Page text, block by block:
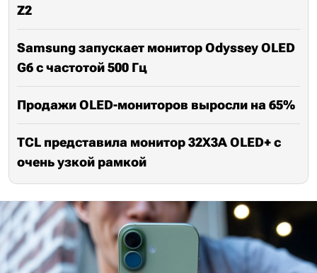
Z2
Samsung запускает монитор Odyssey OLED
G6 с частотой 500 Гц
Продажи OLED-мониторов выросли на 65%
TCL представила монитор 32X3A OLED+ с
очень узкой рамкой